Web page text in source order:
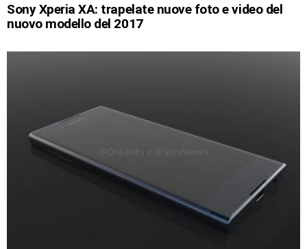
Sony Xperia XA: trapelate nuove foto e video del
nuovo modello del 2017